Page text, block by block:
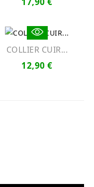
COLLIER CUIR...
12,90 €